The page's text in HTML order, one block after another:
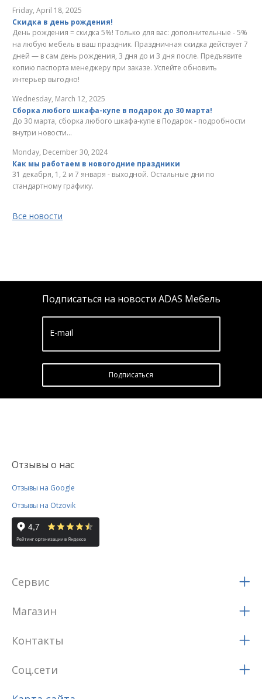
Friday, April 18, 2025
Скидка в день рождения!
День рождения = скидка 5%! Только для вас: дополнительные - 5%
на любую мебель в ваш праздник. Праздничная скидка действует 7
дней — в сам день рождения, 3 дня до и 3 дня после. Предъявите
копию паспорта менеджеру при заказе. Успейте обновить
интерьер выгодно!
Wednesday, March 12, 2025
Сборка любого шкафа-купе в подарок до 30 марта!
До 30 марта, сборка любого шкафа-купе в Подарок - подробности
внутри новости...
Monday, December 30, 2024
Как мы работаем в новогодние праздники
31 декабря, 1, 2 и 7 января - выходной. Остальные дни по
стандартному графику.
Все новости
Подписаться на новости ADAS Мебель
E-mail
Подписатьcя
Отзывы о нас
Отзывы на Google
Отзывы на Otzovik
Сервис
Магазин
Контакты
Соц.сети